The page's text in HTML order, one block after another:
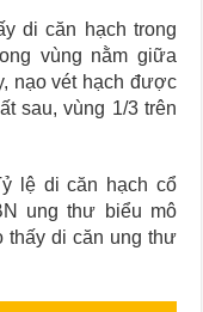
di căn hạch trong
vùng nằm giữa
nạo vét hạch được
sau, vùng 1/3 trên
lệ di căn hạch cổ
ung thư biểu mô
thấy di căn ung thư